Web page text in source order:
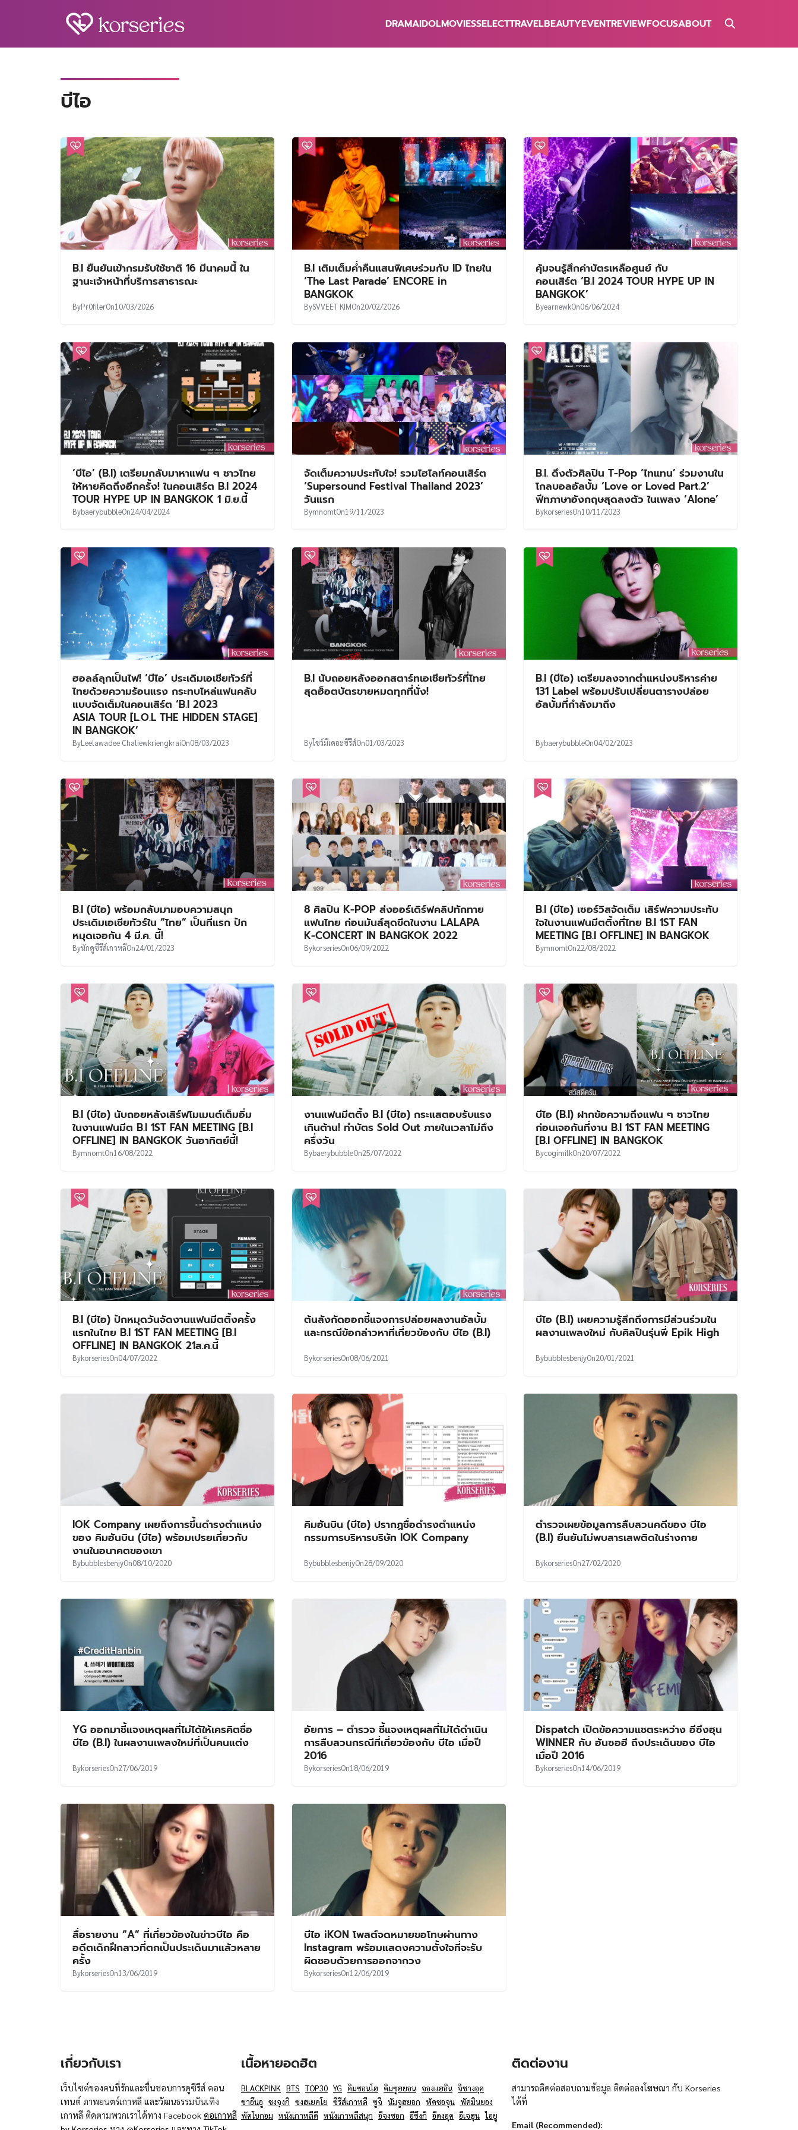
DRAMAIDOLMOVIESSELECTTRAVELBEAUTYEVENTREVIEWFOCUSABOUT
บีไอ
B.I ยืนยันเข้ากรมรับใช้ชาติ 16 มีนาคมนี้ ใน
ฐานะเจ้าหน้าที่บริการสาธารณะ
ByPr0filerOn10/03/2026
B.I เติมเต็มค่ำคืนแสนพิเศษร่วมกับ ID ไทยใน
‘The Last Parade’ ENCORE in
BANGKOK
BySVVEET KIMOn20/02/2026
คุ้มจนรู้สึกค่าบัตรเหลือศูนย์ กับ
คอนเสิร์ต ‘B.I 2024 TOUR HYPE UP IN
BANGKOK’
ByearnewkOn06/06/2024
‘บีไอ’ (B.I) เตรียมกลับมาหาแฟน ๆ ชาวไทย
ให้หายคิดถึงอีกครั้ง! ในคอนเสิร์ต B.I 2024
TOUR HYPE UP IN BANGKOK 1 มิ.ย.นี้
BybaerybubbleOn24/04/2024
จัดเต็มความประทับใจ! รวมไ​ฮไลท์คอนเสิร์ต
‘Supersound Festival Thailand 2023’
วันแรก
BymnomtOn19/11/2023
B.I. ดึงตัวศิลปิน T-Pop ‘ไทแทน’ ร่วมงานใน
โกลบอลอัลบั้ม ‘Love or Loved Part.2’
ฟีทภาษาอังกฤษสุดลงตัว ในเพลง ‘Alone’
BykorseriesOn10/11/2023
ฮอลล์ลุกเป็นไฟ! ‘บีไอ’ ประเดิมเอเชียทัวร์ที่
ไทยด้วยความร้อนแรง กระทบไหล่แฟนคลับ
แบบจัดเต็มในคอนเสิร์ต ‘B.I 2023
ASIA TOUR [L.O.L THE HIDDEN STAGE]
IN BANGKOK’
ByLeelawadee ChaliewkriengkraiOn08/03/2023
B.I นับถอยหลังออกสตาร์ทเอเชียทัวร์ที่ไทย
สุดฮ็อตบัตรขายหมดทุกที่นั่ง!
Byโชว์มีเดอะซีรีส์On01/03/2023
B.I (บีไอ) เตรียมลงจากตำแหน่งบริหารค่าย
131 Label พร้อมปรับเปลี่ยนตารางปล่อย
อัลบั้มที่กำลังมาถึง
BybaerybubbleOn04/02/2023
B.I (บีไอ) พร้อมกลับมามอบความสนุก
ประเดิมเอเชียทัวร์ใน “ไทย” เป็นที่แรก ปัก
หมุดเจอกัน 4 มี.ค. นี้!
Byนักดูซีรีส์เกาหลีOn24/01/2023
8 ศิลปิน K-POP ส่งออร์เดิร์ฟคลิปทักทาย
แฟนไทย ก่อนมันส์สุดขีดในงาน LALAPA
K-CONCERT IN BANGKOK 2022
BykorseriesOn06/09/2022
B.I (บีไอ) เซอร์วิสจัดเต็ม เสิร์ฟความประทับ
ใจในงานแฟนมีตติ้งที่ไทย B.I 1ST FAN
MEETING [B.I OFFLINE] IN BANGKOK
BymnomtOn22/08/2022
B.I (บีไอ) นับถอยหลังเสิร์ฟโมเมนต์เต็มอิ่ม
ในงานแฟนมีต B.I 1ST FAN MEETING [B.I
OFFLINE] IN BANGKOK วันอาทิตย์นี้!
BymnomtOn16/08/2022
งานแฟนมีตติ้ง B.I (บีไอ) กระแสตอบรับแรง
เกินต้าน! ทำบัตร Sold Out ภายในเวลาไม่ถึง
ครึ่งวัน
BybaerybubbleOn25/07/2022
บีไอ (B.I) ฝากข้อความถึงแฟน ๆ ชาวไทย
ก่อนเจอกันที่งาน B.I 1ST FAN MEETING
[B.I OFFLINE] IN BANGKOK
BycogimilkOn20/07/2022
B.I (บีไอ) ปักหมุดวันจัดงานแฟนมีตติ้งครั้ง
แรกในไทย B.I 1ST FAN MEETING [B.I
OFFLINE] IN BANGKOK 21ส.ค.นี้
BykorseriesOn04/07/2022
ต้นสังกัดออกชี้แจงการปล่อยผลงานอัลบั้ม
และกรณีข้อกล่าวหาที่เกี่ยวข้องกับ บีไอ (B.I)
BykorseriesOn08/06/2021
บีไอ (B.I) เผยความรู้สึกถึงการมีส่วนร่วมใน
ผลงานเพลงใหม่ กับศิลปินรุ่นพี่ Epik High
BybubblesbenjyOn20/01/2021
IOK Company เผยถึงการขึ้นดำรงตำแหน่ง
ของ คิมฮันบิน (บีไอ) พร้อมเปรยเกี่ยวกับ
งานในอนาคตของเขา
BybubblesbenjyOn08/10/2020
คิมฮันบิน (บีไอ) ปรากฏชื่อดำรงตำแหน่ง
กรรมการบริหารบริษัท IOK Company
BybubblesbenjyOn28/09/2020
ตำรวจเผยข้อมูลการสืบสวนคดีของ บีไอ
(B.I) ยืนยันไม่พบสารเสพติดในร่างกาย
BykorseriesOn27/02/2020
YG ออกมาชี้แจงเหตุผลที่ไม่ได้ให้เครคิตชื่อ
บีไอ (B.I) ในผลงานเพลงใหม่ที่เป็นคนแต่ง
BykorseriesOn27/06/2019
อัยการ – ตำรวจ ชี้แจงเหตุผลที่ไม่ได้ดำเนิน
การสืบสวนกรณีที่เกี่ยวข้องกับ บีไอ เมื่อปี
2016
BykorseriesOn18/06/2019
Dispatch เปิดข้อความแชตระหว่าง อีซึงฮุน
WINNER กับ ฮันซอฮี ถึงประเด็นของ บีไอ
เมื่อปี 2016
BykorseriesOn14/06/2019
สื่อรายงาน “A” ที่เกี่ยวข้องในข่าวบีไอ คือ
อดีตเด็กฝึกสาวที่ตกเป็นประเด็นมาแล้วหลาย
ครั้ง
BykorseriesOn13/06/2019
บีไอ iKON โพสต์จดหมายขอโทษผ่านทาง
Instagram พร้อมแสดงความตั้งใจที่จะรับ
ผิดชอบด้วยการออกจากวง
BykorseriesOn12/06/2019
เกี่ยวกับเรา
เว็บไซต์ของคนที่รักและชื่นชอบการดูซีรีส์ คอน
เทนต์ ภาพยนตร์เกาหลี และวัฒนธรรมบันเทิง
เกาหลี ติดตามพวกเราได้ทาง Facebook คอเกาหลี
เนื้อหายอดฮิต
BLACKPINK BTS TOP30 YG คิมซอนโฮ คิมซูฮยอน จองแฮอิน จีชางอุค
ชาอึนอู ซงจุงกิ ซงฮเยคโย ซีรีส์เกาหลี ซูจี นัมจูฮยอก พัคซอจุน พัคมินยอง
พัคโบกอม หนังเกาหลีดี หนังเกาหลีสนุก อีจงซอก อีซึงกิ อีดงอุค อีเจฮุน ไอยู
ติดต่องาน
สามารถติดต่อสอบถามข้อมูล ติดต่อลงโฆษณา กับ Korseries
ได้ที่
Email (Recommended):